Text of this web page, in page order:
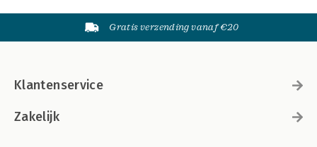
Gratis verzending vanaf €20
Klantenservice
Zakelijk